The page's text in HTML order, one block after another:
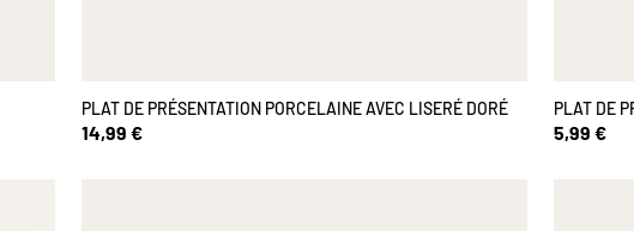
PLAT DE PRÉSENTATION PORCELAINE AVEC LISERÉ DORÉ
14,99 €
PLAT DE
5,99 €